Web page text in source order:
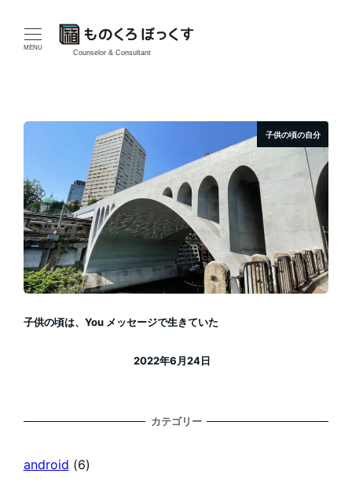
MENU
Counselor & Consultant
子供の頃の自分
子供の頃は、You メッセージで生きていた
2022年6月24日
カテゴリー
android (6)